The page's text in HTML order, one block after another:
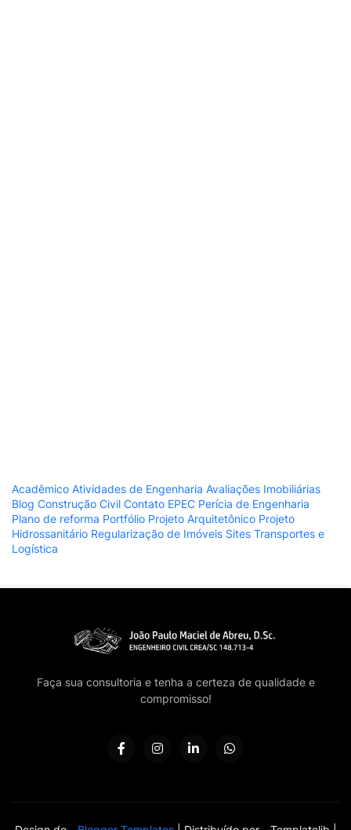
Acadêmico Atividades de Engenharia Avaliações Imobiliárias
Blog Construção Civil Contato EPEC Perícia de Engenharia
Plano de reforma Portfólio Projeto Arquitetônico Projeto
Hidrossanitário Regularização de Imóveis Sites Transportes e
Logística
Faça sua consultoria e tenha a certeza de qualidade e
compromisso!